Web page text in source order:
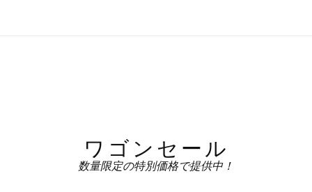
ワゴンセール
数量限定の特別価格で提供中！